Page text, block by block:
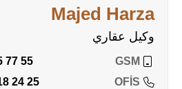
لماذا تختار باباجان سنترال؟
✅ سندات ملكية جاهزة
✅ موقع مركزي وقيمة استثمارية
Majed Harza
وكيل عقاري
GSM
77 55
OFİS
24 25